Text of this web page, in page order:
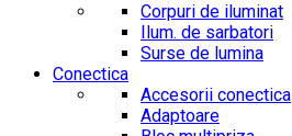
Corpuri de iluminat
Ilum. de sarbatori
Surse de lumina
Conectica
Accesorii conectica
Adaptoare